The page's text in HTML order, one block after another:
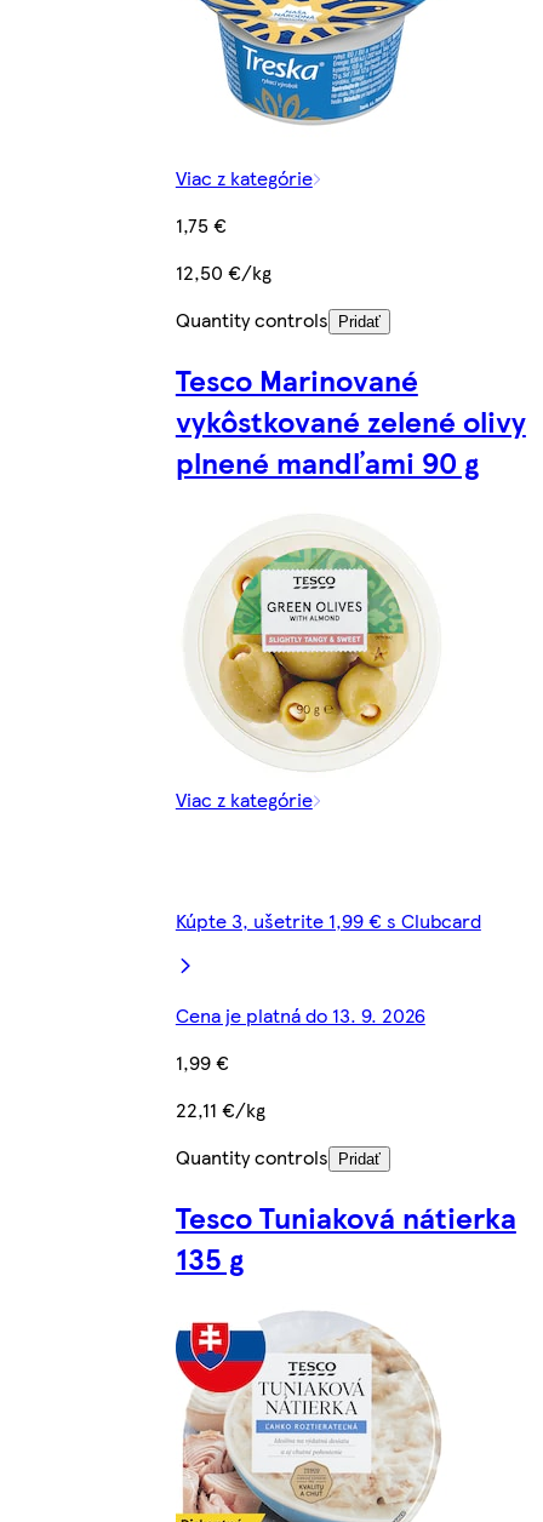
Viac z kategórie
1,75 €
12,50 €/kg
Quantity controls
Pridať
Tesco Marinované
vykôstkované zelené olivy
plnené mandľami 90 g
Viac z kategórie
Kúpte 3, ušetrite 1,99 € s Clubcard
Cena je platná do 13. 9. 2026
1,99 €
22,11 €/kg
Quantity controls
Pridať
Tesco Tuniaková nátierka
135 g